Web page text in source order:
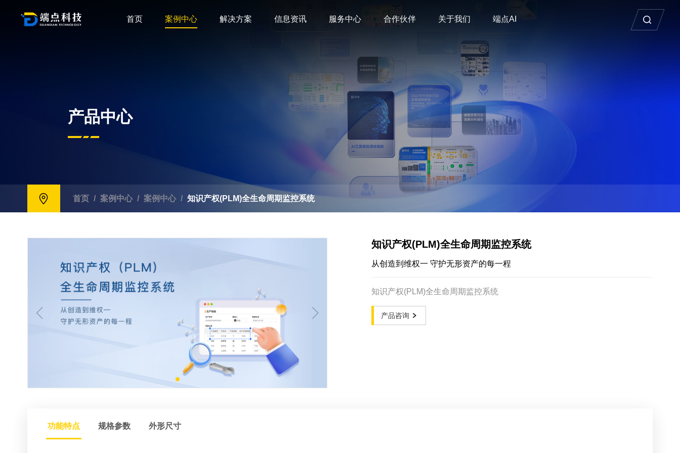
首页 案例中心 解决方案 信息资讯 服务中心 合作伙伴 关于我们 端点AI
产品中心
首页 / 案例中心 / 案例中心 / 知识产权(PLM)全生命周期监控系统
知识产权(PLM)全生命周期监控系统
从创造到维权一 守护无形资产的每一程
知识产权(PLM)全生命周期监控系统
产品咨询
功能特点 规格参数 外形尺寸